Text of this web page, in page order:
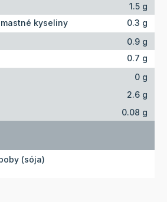
1.5 g
kyseliny
0.3 g
0.9 g
0.7 g
0 g
2.6 g
0.08 g
(sója)